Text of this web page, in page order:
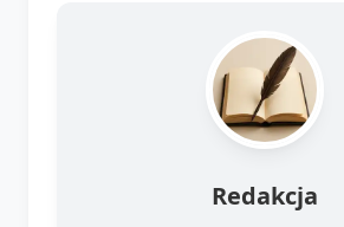
Redakcja